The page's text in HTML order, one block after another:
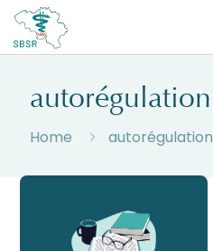
autorégulation
Home autorégulation